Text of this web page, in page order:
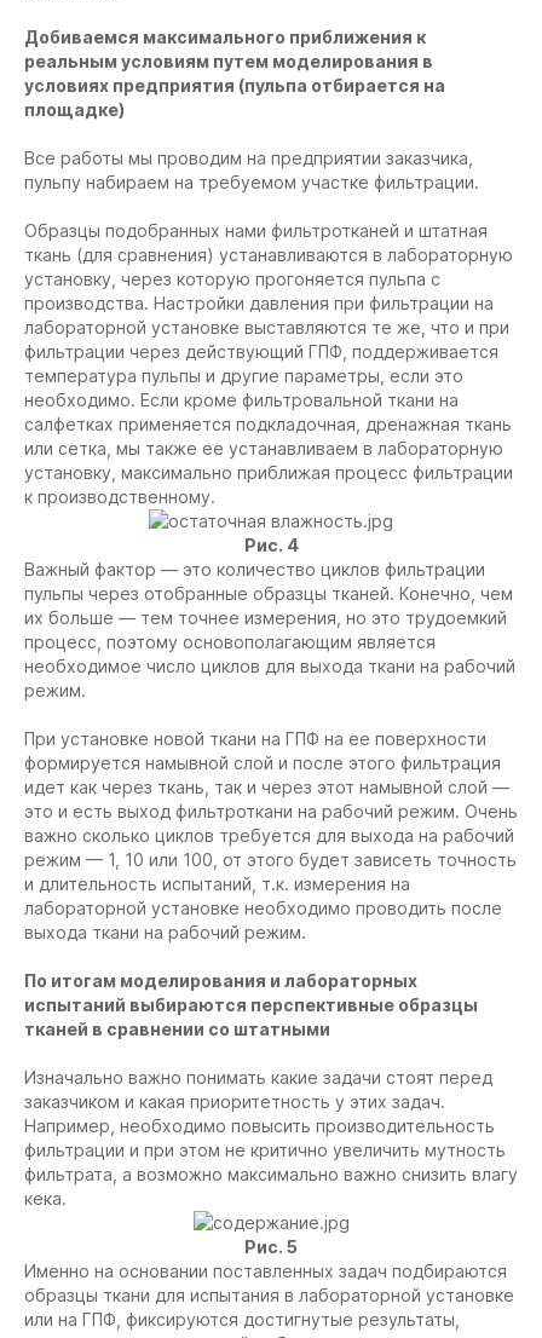
Добиваемся максимального приближения к
реальным условиям путем моделирования в
условиях предприятия (пульпа отбирается на
площадке)
Все работы мы проводим на предприятии заказчика,
пульпу набираем на требуемом участке фильтрации.
Образцы подобранных нами фильтротканей и штатная
ткань (для сравнения) устанавливаются в лабораторную
установку, через которую прогоняется пульпа с
производства. Настройки давления при фильтрации на
лабораторной установке выставляются те же, что и при
фильтрации через действующий ГПФ, поддерживается
температура пульпы и другие параметры, если это
необходимо. Если кроме фильтровальной ткани на
салфетках применяется подкладочная, дренажная ткань
или сетка, мы также ее устанавливаем в лабораторную
установку, максимально приближая процесс фильтрации
к производственному.
Рис. 4
Важный фактор — это количество циклов фильтрации
пульпы через отобранные образцы тканей. Конечно, чем
их больше — тем точнее измерения, но это трудоемкий
процесс, поэтому основополагающим является
необходимое число циклов для выхода ткани на рабочий
режим.
При установке новой ткани на ГПФ на ее поверхности
формируется намывной слой и после этого фильтрация
идет как через ткань, так и через этот намывной слой —
это и есть выход фильтроткани на рабочий режим. Очень
важно сколько циклов требуется для выхода на рабочий
режим — 1, 10 или 100, от этого будет зависеть точность
и длительность испытаний, т.к. измерения на
лабораторной установке необходимо проводить после
выхода ткани на рабочий режим.
По итогам моделирования и лабораторных
испытаний выбираются перспективные образцы
тканей в сравнении со штатными
Изначально важно понимать какие задачи стоят перед
заказчиком и какая приоритетность у этих задач.
Например, необходимо повысить производительность
фильтрации и при этом не критично увеличить мутность
фильтрата, а возможно максимально важно снизить влагу
кека.
Рис. 5
Именно на основании поставленных задач подбираются
образцы ткани для испытания в лабораторной установке
или на ГПФ, фиксируются достигнутые результаты,